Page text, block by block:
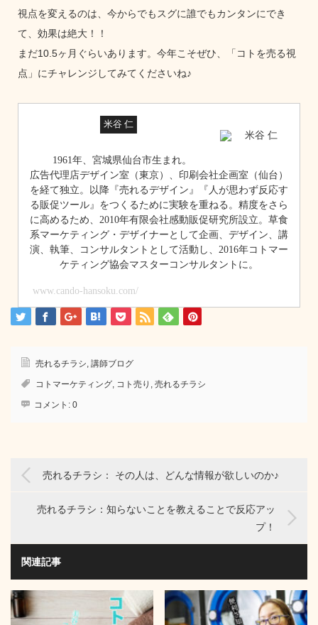
視点を変えるのは、今からでもスグに誰でもカンタンにでき
て、効果は絶大！！
まだ10.5ヶ月ぐらいあります。今年こそぜひ、「コトを売る視
点」にチャレンジしてみてくださいね♪
米谷 仁
1961年、宮城県仙台市生まれ。
広告代理店デザイン室（東京）、印刷会社企画室（仙台）
を経て独立。以降『売れるデザイン』『人が思わず反応す
る販促ツール』をつくるために実験を重ねる。精度をさら
に高めるため、2010年有限会社感動販促研究所設立。草食
系マーケティング・デザイナーとして企画、デザイン、講
演、執筆、コンサルタントとして活動し、2016年コトマー
ケティング協会マスターコンサルタントに。
www.cando-hansoku.com/
売れるチラシ, 講師ブログ
コトマーケティング, コト売り , 売れるチラシ
コメント: 0
売れるチラシ： その人は、どんな情報が欲しいのか♪
売れるチラシ：知らないことを教えることで反応アッ
プ！
関連記事